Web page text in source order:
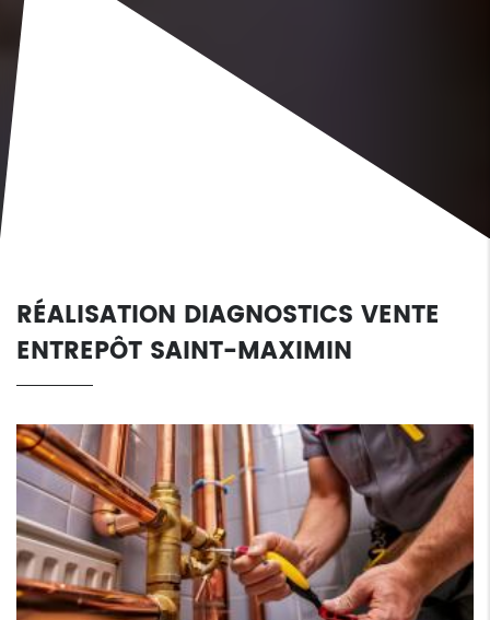
RÉALISATION DIAGNOSTICS VENTE
ENTREPÔT SAINT-MAXIMIN